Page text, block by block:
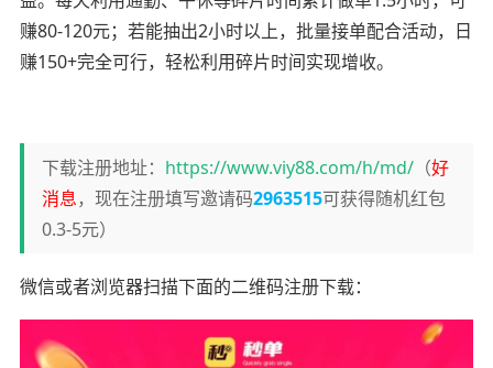
赚80-120元；若能抽出2小时以上，批量接单配合活动，日
赚150+完全可行，轻松利用碎片时间实现增收。
下载注册地址： https://www.viy88.com/h/md/（好
消息，现在注册填写邀请码2963515可获得随机红包
0.3-5元）
微信或者浏览器扫描下面的二维码注册下载：